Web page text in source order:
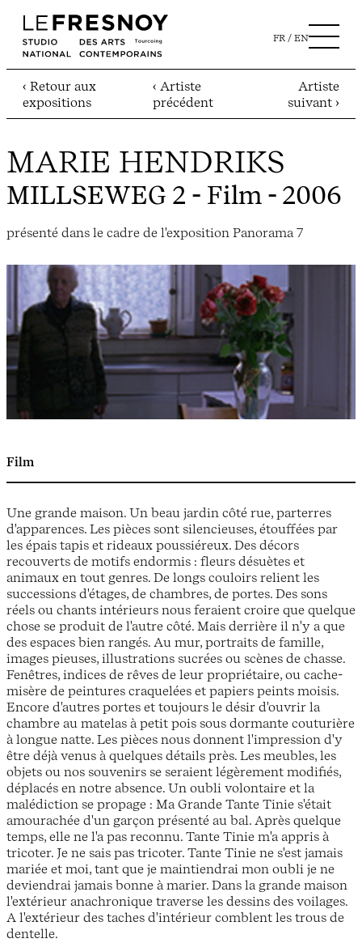
FR EN
‹ Retour aux
expositions
‹ Artiste
précédent
Artiste
suivant ›
MARIE HENDRIKS
MILLSEWEG 2 - Film - 2006
présenté dans le cadre de l'exposition Panorama 7
Film
Une grande maison. Un beau jardin côté rue, parterres
d'apparences. Les pièces sont silencieuses, étouffées par
les épais tapis et rideaux poussiéreux. Des décors
recouverts de motifs endormis : fleurs désuètes et
animaux en tout genres. De longs couloirs relient les
successions d'étages, de chambres, de portes. Des sons
réels ou chants intérieurs nous feraient croire que quelque
chose se produit de l'autre côté. Mais derrière il n'y a que
des espaces bien rangés. Au mur, portraits de famille,
images pieuses, illustrations sucrées ou scènes de chasse.
Fenêtres, indices de rêves de leur propriétaire, ou cache-
misère de peintures craquelées et papiers peints moisis.
Encore d'autres portes et toujours le désir d'ouvrir la
chambre au matelas à petit pois sous dormante couturière
à longue natte. Les pièces nous donnent l'impression d'y
être déjà venus à quelques détails près. Les meubles, les
objets ou nos souvenirs se seraient légèrement modifiés,
déplacés en notre absence. Un oubli volontaire et la
malédiction se propage : Ma Grande Tante Tinie s'était
amourachée d'un garçon présenté au bal. Après quelque
temps, elle ne l'a pas reconnu. Tante Tinie m'a appris à
tricoter. Je ne sais pas tricoter. Tante Tinie ne s'est jamais
mariée et moi, tant que je maintiendrai mon oubli je ne
deviendrai jamais bonne à marier. Dans la grande maison
l'extérieur anachronique traverse les dessins des voilages.
A l'extérieur des taches d'intérieur comblent les trous de
dentelle.